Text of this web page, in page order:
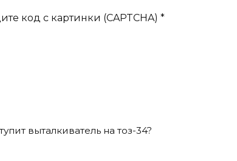
код с картинки (CAPTCHA) *
выталкиватель на тоз-34?